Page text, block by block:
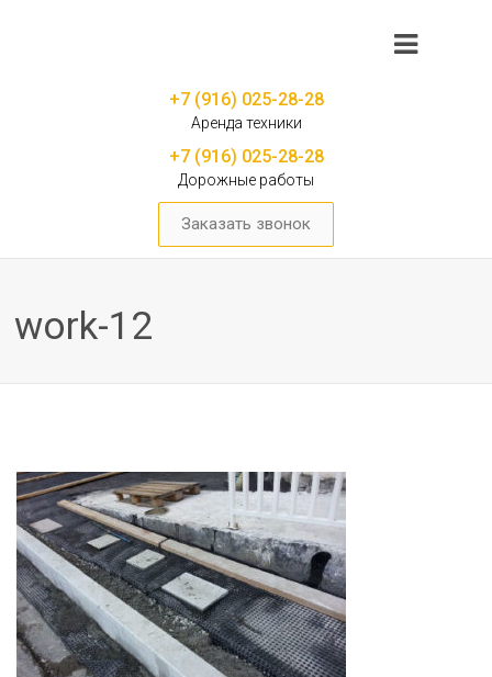
+7 (916) 025-28-28
Аренда техники
+7 (916) 025-28-28
Дорожные работы
Заказать звонок
work-12